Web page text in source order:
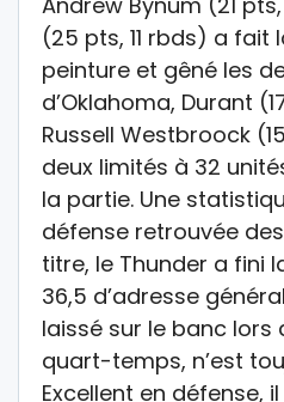
(25 pts, 11 rbds) a fait
peinture et gêné les
d’Oklahoma, Durant
Russell Westbroock
deux limités à 32
la partie. Une
défense retrouvée
titre, le Thunder a fini
36,5 d’adresse
laissé sur le banc lors
quart-temps, n’est
Excellent en défense,